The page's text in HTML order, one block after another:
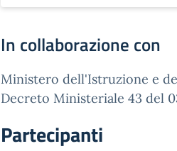
In collaborazione con
Ministero dell'Istruzione e
Decreto Ministeriale 43 del
Partecipanti